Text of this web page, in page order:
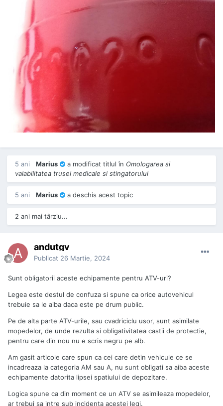
5 ani Marius a modificat titlul în Omologarea si
valabilitatea trusei medicale si stingatorului
5 ani Marius a deschis acest topic
2 ani mai târziu...
andutgv
Publicat 26 Martie, 2024
Sunt obligatorii aceste echipamente pentru ATV-uri?
Legea este destul de confuza si spune ca orice autovehicul
trebuie sa le aiba daca este pe drum public.
Pe de alta parte ATV-urile, sau cvadriciclu usor, sunt asimilate
mopedelor, de unde rezulta si obligativitatea castii de protectie,
pentru care din nou nu e scris negru pe alb.
Am gasit articole care spun ca cei care detin vehicule ce se
incadreaza la categoria AM sau A, nu sunt obligati sa aiba aceste
echipamente datorita lipsei spatiului de depozitare.
Logica spune ca din moment ce un ATV se asimileaza mopedelor,
ar trebui sa intre sub incidenta acestei legi.